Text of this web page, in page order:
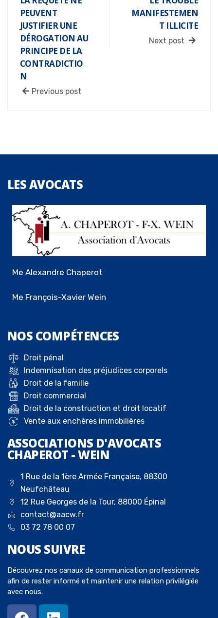
PEUVENT
JUSTIFIER UNE
DÉROGATION AU
PRINCIPE DE LA
CONTRADICTIO
N
Previous post
MANIFESTEMEN
T ILLICITE
Next post
LESAVOCATS
Me Alexandre Chaperot
Me François-Xavier Wein
NOS COMPÉTENCES
Droit pénal
Indemnisation des préjudices corporels
Droit de la famille
Droit commercial
Droit de la construction et droit locatif
Vente aux enchères immobilières
ASSOCIATIONS D'AVOCATS
CHAPEROT - WEIN
1 Rue de la 1ère Armée Française, 88300
Neufchâteau
12 Rue Georges de la Tour, 88000 Épinal
contact@aacw.fr
03 72 78 00 07
NOUS SUIVRE
Découvrez nos canaux de communication professionnels
afin de rester informé et maintenir une relation privilégiée
avec nous.